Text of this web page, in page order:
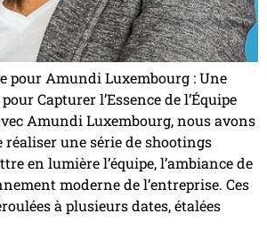
pour Amundi Luxembourg : Une
Capturer l’Essence de l’Équipe
Amundi Luxembourg, nous avons
réaliser une série de shootings
en lumière l’équipe, l’ambiance de
moderne de l’entreprise. Ces
à plusieurs dates, étalées